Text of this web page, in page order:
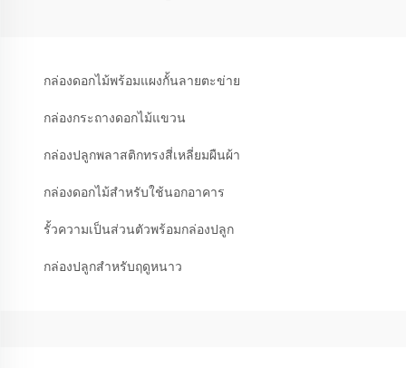
กล่องดอกไม้พร้อมแผงกั้นลายตะข่าย
กล่องกระถางดอกไม้แขวน
กล่องปลูกพลาสติกทรงสี่เหลี่ยมผืนผ้า
กล่องดอกไม้สำหรับใช้นอกอาคาร
รั้วความเป็นส่วนตัวพร้อมกล่องปลูก
กล่องปลูกสำหรับฤดูหนาว